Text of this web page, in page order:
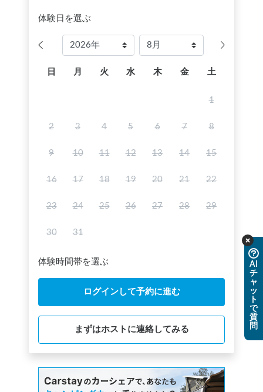
体験日を選ぶ
日 月 火 水 木 金 土
1
2 3 4 5 6 7 8
9 10 11 12 13 14 15
16 17 18 19 20 21 22
23 24 25 26 27 28 29
30 31
体験時間帯を選ぶ
ログインして予約に進む
まずはホストに連絡してみる
AI
チ
ャ
ッ
ト
で
質
問